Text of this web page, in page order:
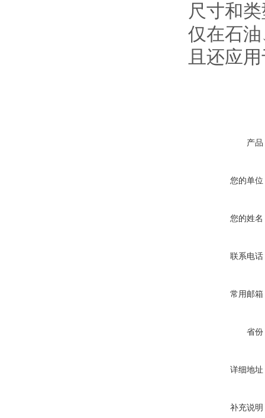
尺寸和
仅在石
且还应
产品
您的单位
您的姓名
联系电话
常用邮箱
省份
详细地址
补充说明